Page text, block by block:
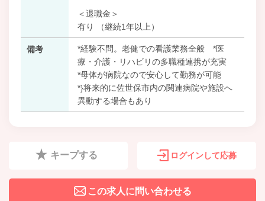
＜退職金＞
有り （継続1年以上）
備考
*経験不問。老健での看護業務全般 *医
療・介護・リハビリの多職種連携が充実
*母体が病院なので安心して勤務が可能
*}将来的に佐世保市内の関連病院や施設へ
異動する場合もあり
キープする ログインして応募
この求人に問い合わせる